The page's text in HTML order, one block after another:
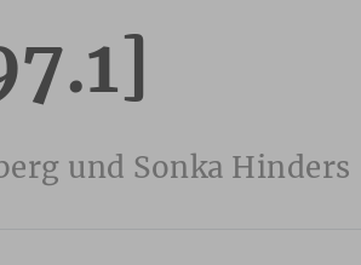
und Sonka Hinders